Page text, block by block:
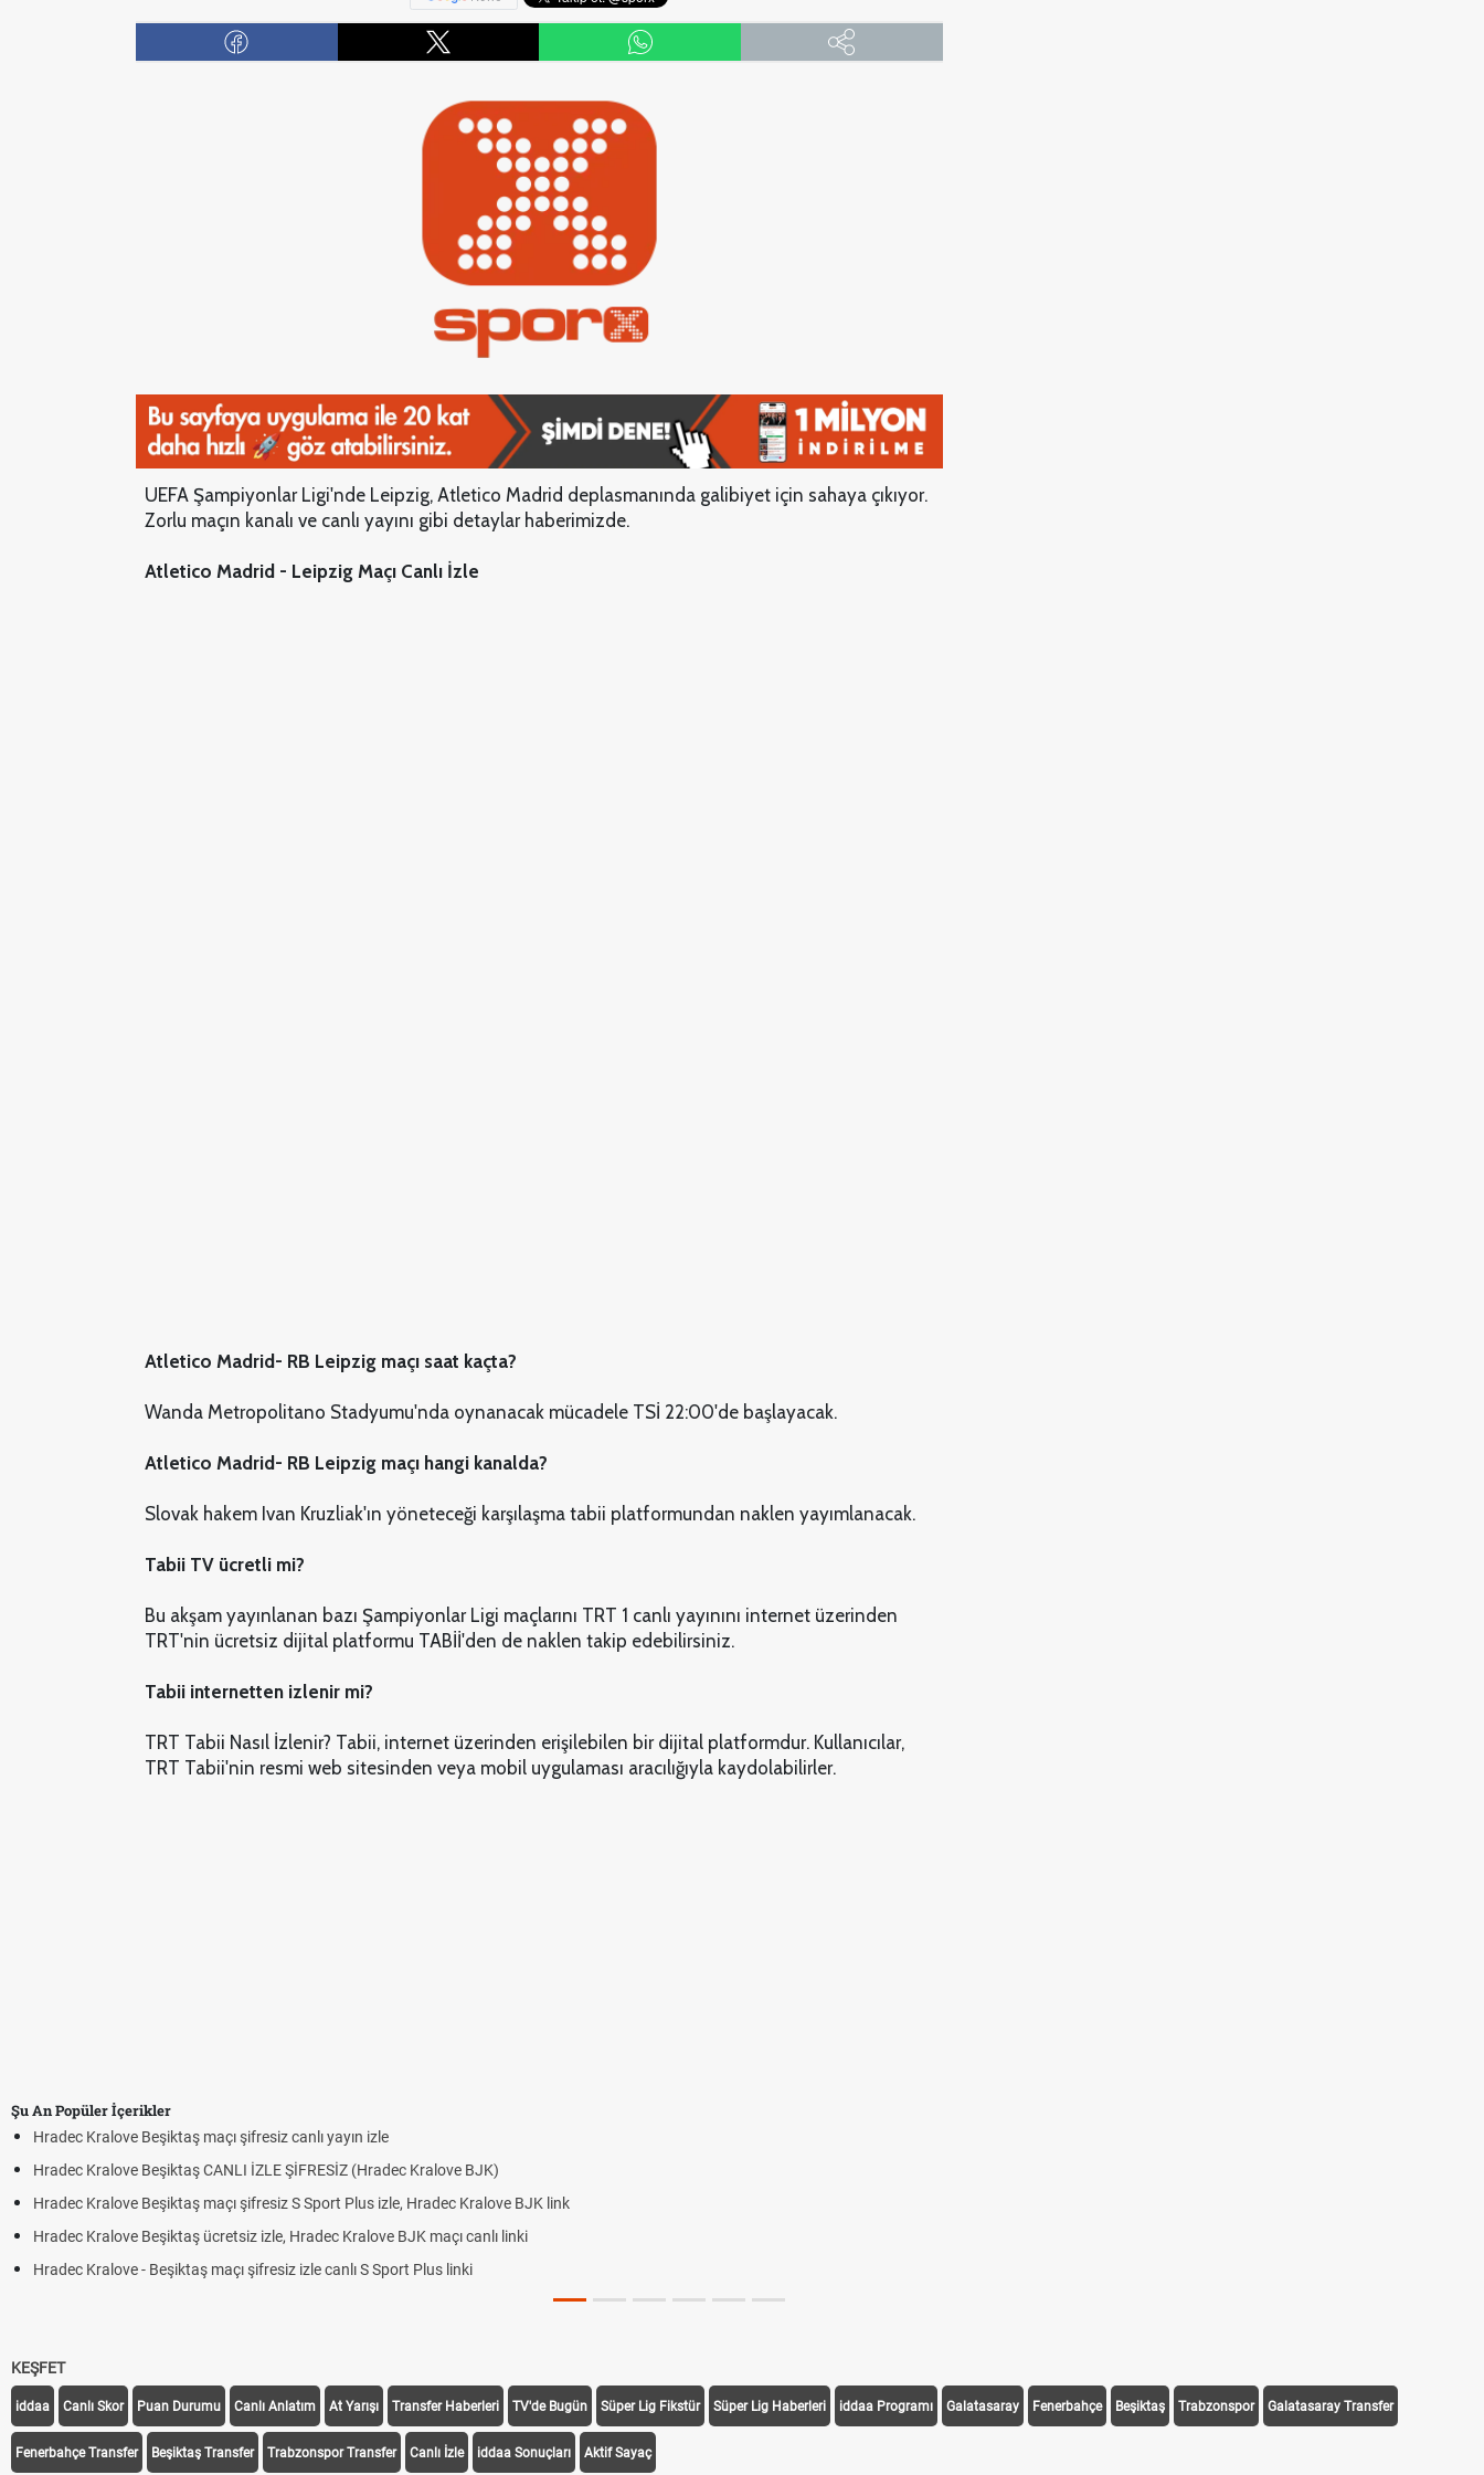
UEFA Şampiyonlar Ligi'nde Leipzig, Atletico Madrid deplasmanında galibiyet için sahaya çıkıyor.
Zorlu maçın kanalı ve canlı yayını gibi detaylar haberimizde.
Atletico Madrid - Leipzig Maçı Canlı İzle
Atletico Madrid- RB Leipzig maçı saat kaçta?
Wanda Metropolitano Stadyumu'nda oynanacak mücadele TSİ 22:00'de başlayacak.
Atletico Madrid- RB Leipzig maçı hangi kanalda?
Slovak hakem Ivan Kruzliak'ın yöneteceği karşılaşma tabii platformundan naklen yayımlanacak.
Tabii TV ücretli mi?
Bu akşam yayınlanan bazı Şampiyonlar Ligi maçlarını TRT 1 canlı yayınını internet üzerinden
TRT'nin ücretsiz dijital platformu TABİİ'den de naklen takip edebilirsiniz.
Tabii internetten izlenir mi?
TRT Tabii Nasıl İzlenir? Tabii, internet üzerinden erişilebilen bir dijital platformdur. Kullanıcılar,
TRT Tabii'nin resmi web sitesinden veya mobil uygulaması aracılığıyla kaydolabilirler.
Şu An Popüler İçerikler
Hradec Kralove Beşiktaş maçı şifresiz canlı yayın izle
Hradec Kralove Beşiktaş CANLI İZLE ŞİFRESİZ (Hradec Kralove BJK)
Hradec Kralove Beşiktaş maçı şifresiz S Sport Plus izle, Hradec Kralove BJK link
Hradec Kralove Beşiktaş ücretsiz izle, Hradec Kralove BJK maçı canlı linki
Hradec Kralove - Beşiktaş maçı şifresiz izle canlı S Sport Plus linki
KEŞFET
iddaa Canlı Skor Puan Durumu Canlı Anlatım At Yarışı Transfer Haberleri TV'de Bugün Süper Lig Fikstür Süper Lig Haberleri iddaa Programı Galatasaray Fenerbahçe Beşiktaş Trabzonspor Galatasaray Transfer
Fenerbahçe Transfer Beşiktaş Transfer Trabzonspor Transfer Canlı İzle iddaa Sonuçları Aktif Sayaç